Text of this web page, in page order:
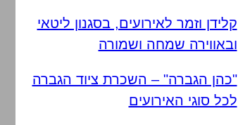
קלידן וזמר לאירועים, בסגנון ליטאי
ובאווירה שמחה ושמורה
"כהן הגברה" – השכרת ציוד הגברה
לכל סוגי האירועים